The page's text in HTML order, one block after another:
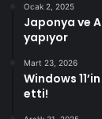
Ocak 2, 2025
Japonya ve
yapıyor
Mart 23, 2026
Windows
etti!